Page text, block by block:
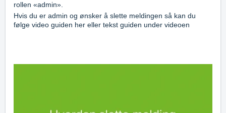
rollen «admin».
Hvis du er admin og ønsker å slette meldingen så kan du
følge video guiden her eller tekst guiden under videoen